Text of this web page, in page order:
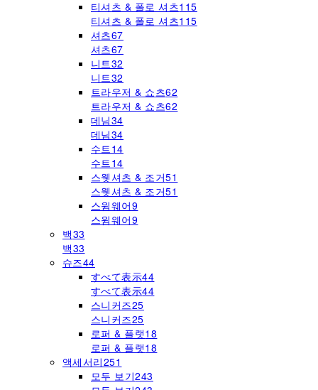
티셔츠 & 폴로 셔츠115
티셔츠 & 폴로 셔츠115
셔츠67
셔츠67
니트32
니트32
트라우저 & 쇼츠62
트라우저 & 쇼츠62
데님34
데님34
수트14
수트14
스웻셔츠 & 조거51
스웻셔츠 & 조거51
스윔웨어9
스윔웨어9
백33
백33
슈즈44
すべて表示44
すべて表示44
스니커즈25
스니커즈25
로퍼 & 플랫18
로퍼 & 플랫18
액세서리251
모두 보기243